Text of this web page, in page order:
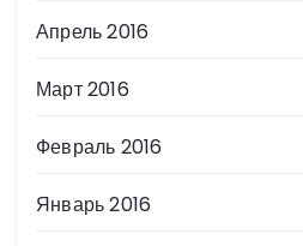
Апрель 2016
Март 2016
Февраль 2016
Январь 2016